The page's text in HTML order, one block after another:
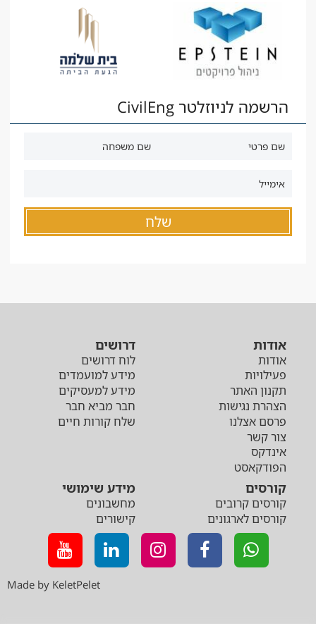
הרשמה לניוזלטר CivilEng
אודות
אודות
פעילויות
תקנון האתר
הצהרת נגישות
פרסם אצלנו
צור קשר
אינדקס
הפודקאסט
דרושים
לוח דרושים
מידע למועמדים
מידע למעסיקים
חבר מביא חבר
שלח קורות חיים
קורסים
קורסים קרובים
קורסים לארגונים
מידע שימושי
מחשבונים
קישורים
Made by KeletPelet